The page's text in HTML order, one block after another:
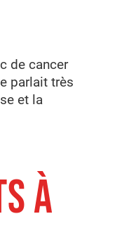
de cancer
parlait très
et la
À